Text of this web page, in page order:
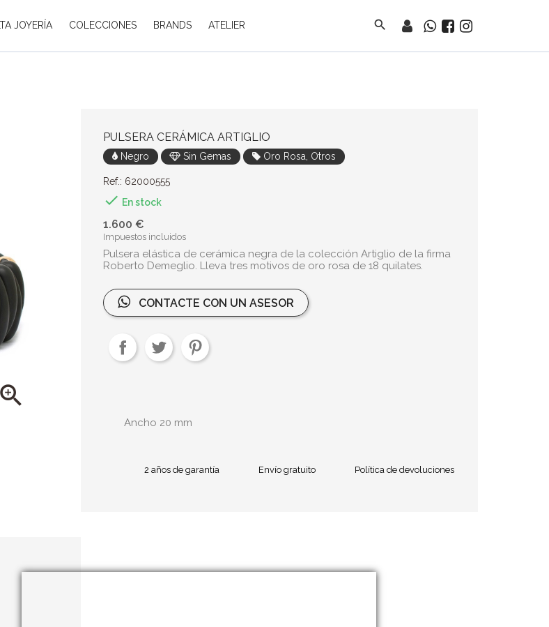
JOYERÍA COLECCIONES BRANDS ATELIER search

PULSERA CERÁMICA ARTIGLIO
Negro Sin Gemas Oro Rosa, Otros
Ref.: 62000555
 En stock
1.600 €
Impuestos incluidos
Pulsera elástica de cerámica negra de la colección Artiglio de la firma
Roberto Demeglio. Lleva tres motivos de oro rosa de 18 quilates.
CONTACTE CON UN ASESOR
Ancho 20 mm
2 años de garantía Envío gratuito Política de devoluciones